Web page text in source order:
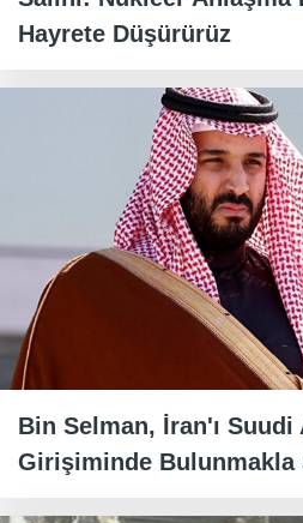
Hayrete Düşürürüz
Bin Selman, İran'ı
Girişiminde Bulunmakla